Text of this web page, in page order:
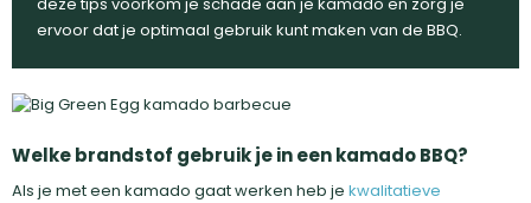
ervoor dat je optimaal gebruik kunt maken van de BBQ.
Welke brandstof gebruik je in een kamado BBQ?
Als je met een kamado gaat werken heb je kwalitatieve